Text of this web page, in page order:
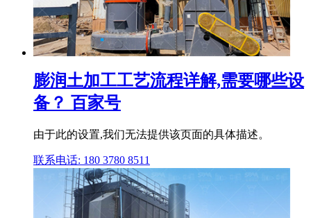
膨润土加工工艺流程详解,需要哪些设
备？ 百家号
由于此的设置,我们无法提供该页面的具体描述。
联系电话: 180 3780 8511